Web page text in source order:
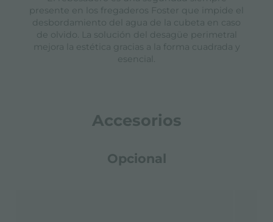
presente en los fregaderos Foster que impide el
desbordamiento del agua de la cubeta en caso
de olvido. La solución del desagüe perimetral
mejora la estética gracias a la forma cuadrada y
esencial.
Accesorios
Opcional